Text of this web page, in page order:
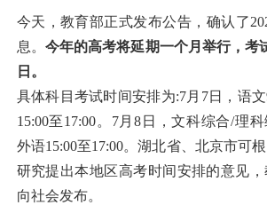
今天，教育部正式发布公告，确认了
息。 今年的高考将延期一个月举行，考
日。
具体科目考试时间安排为:7月7日，语文
15:00至17:00。7月8日，文科综合/理科
外语15:00至17:00。湖北省、北京市可
研究提出本地区高考时间安排的意见
向社会发布。